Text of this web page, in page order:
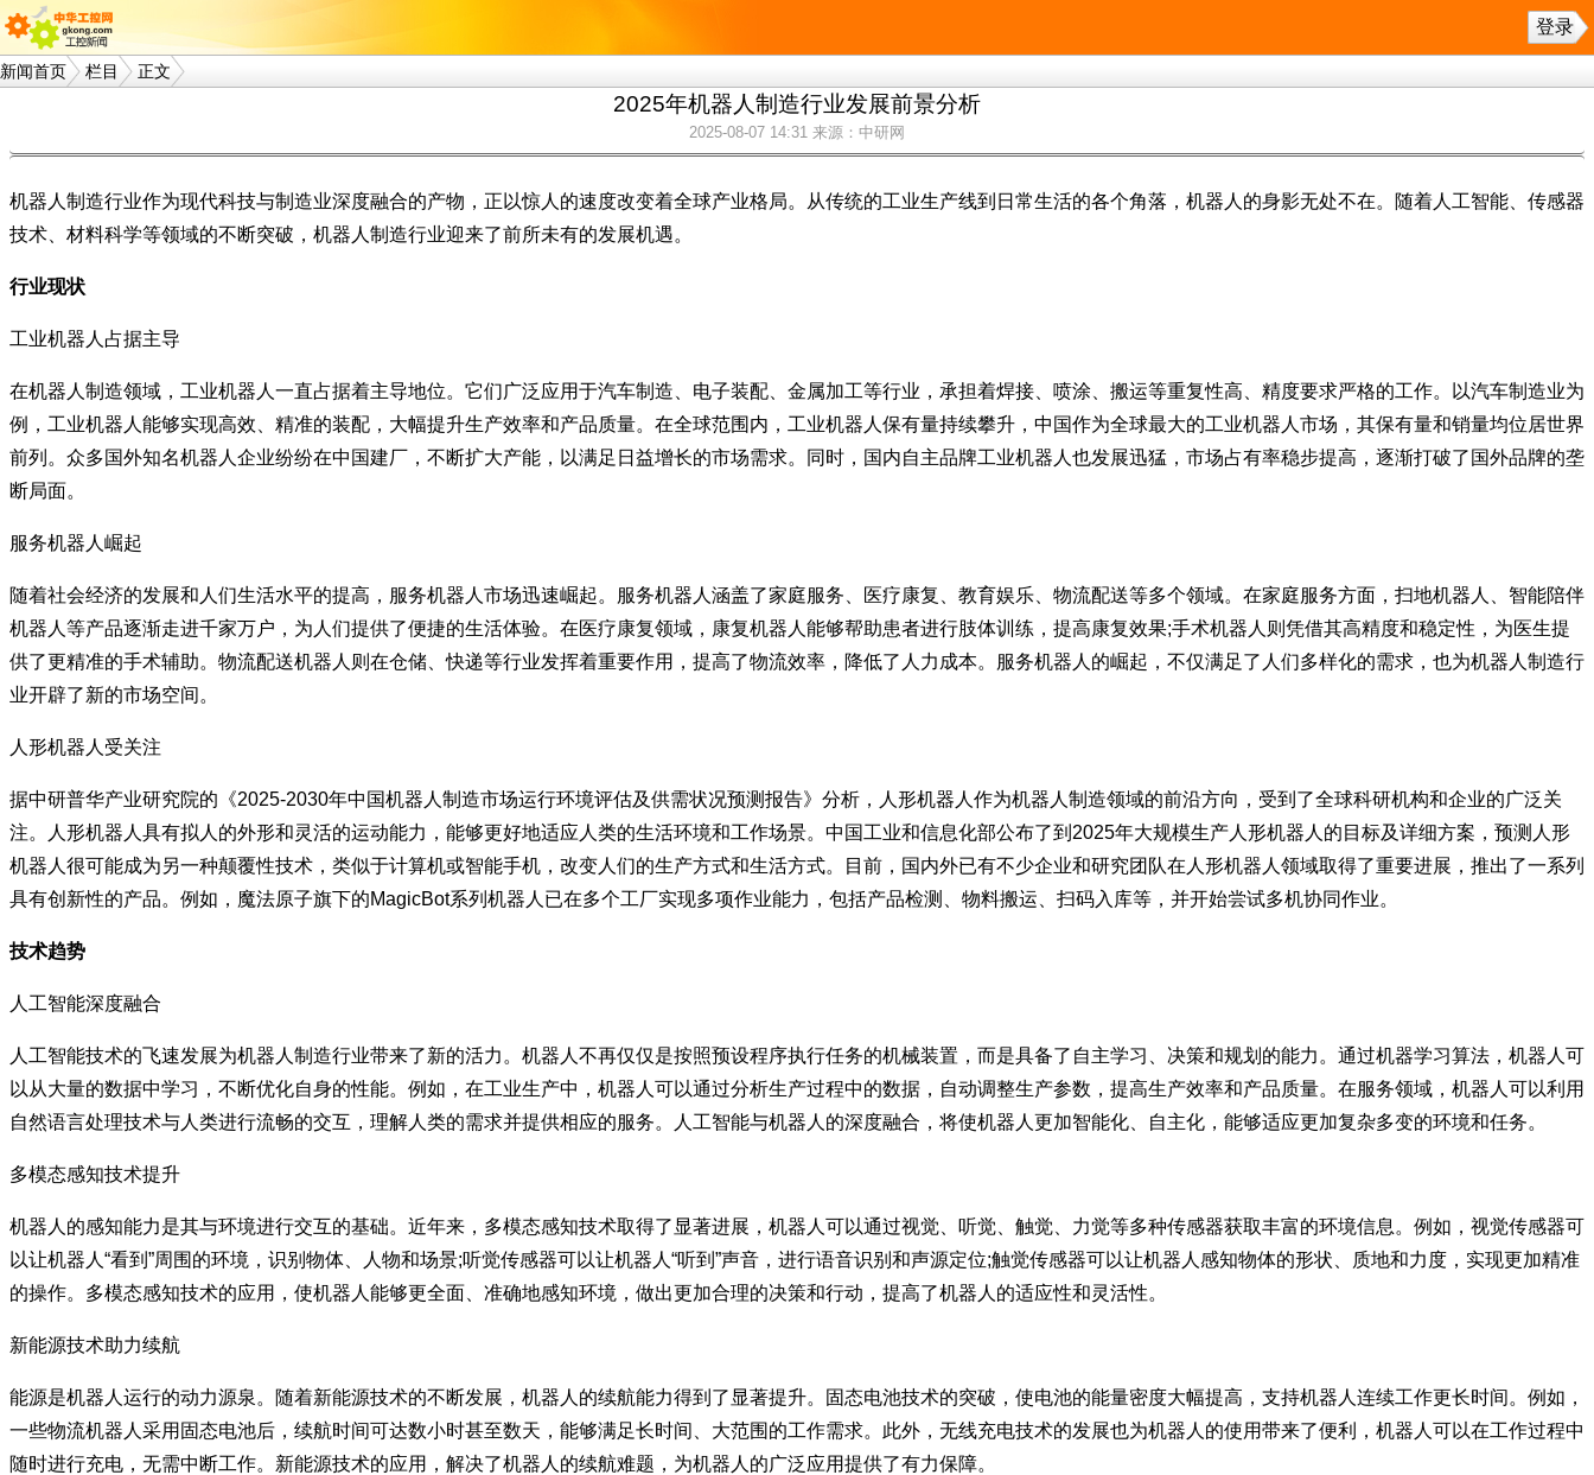
登录
新闻首页 栏目 正文
2025年机器人制造行业发展前景分析
2025-08-07 14:31 来源：中研网
机器人制造行业作为现代科技与制造业深度融合的产物，正以惊人的速度改变着全球产业格局。从传统的工业生产线到日常生活的各个角落，机器人的身影无处不在。随着人工智能、传感器
技术、材料科学等领域的不断突破，机器人制造行业迎来了前所未有的发展机遇。
行业现状
工业机器人占据主导
在机器人制造领域，工业机器人一直占据着主导地位。它们广泛应用于汽车制造、电子装配、金属加工等行业，承担着焊接、喷涂、搬运等重复性高、精度要求严格的工作。以汽车制造业为
例，工业机器人能够实现高效、精准的装配，大幅提升生产效率和产品质量。在全球范围内，工业机器人保有量持续攀升，中国作为全球最大的工业机器人市场，其保有量和销量均位居世界
前列。众多国外知名机器人企业纷纷在中国建厂，不断扩大产能，以满足日益增长的市场需求。同时，国内自主品牌工业机器人也发展迅猛，市场占有率稳步提高，逐渐打破了国外品牌的垄
断局面。
服务机器人崛起
随着社会经济的发展和人们生活水平的提高，服务机器人市场迅速崛起。服务机器人涵盖了家庭服务、医疗康复、教育娱乐、物流配送等多个领域。在家庭服务方面，扫地机器人、智能陪伴
机器人等产品逐渐走进千家万户，为人们提供了便捷的生活体验。在医疗康复领域，康复机器人能够帮助患者进行肢体训练，提高康复效果;手术机器人则凭借其高精度和稳定性，为医生提
供了更精准的手术辅助。物流配送机器人则在仓储、快递等行业发挥着重要作用，提高了物流效率，降低了人力成本。服务机器人的崛起，不仅满足了人们多样化的需求，也为机器人制造行
业开辟了新的市场空间。
人形机器人受关注
据中研普华产业研究院的《2025-2030年中国机器人制造市场运行环境评估及供需状况预测报告》分析，人形机器人作为机器人制造领域的前沿方向，受到了全球科研机构和企业的广泛关
注。人形机器人具有拟人的外形和灵活的运动能力，能够更好地适应人类的生活环境和工作场景。中国工业和信息化部公布了到2025年大规模生产人形机器人的目标及详细方案，预测人形
机器人很可能成为另一种颠覆性技术，类似于计算机或智能手机，改变人们的生产方式和生活方式。目前，国内外已有不少企业和研究团队在人形机器人领域取得了重要进展，推出了一系列
具有创新性的产品。例如，魔法原子旗下的MagicBot系列机器人已在多个工厂实现多项作业能力，包括产品检测、物料搬运、扫码入库等，并开始尝试多机协同作业。
技术趋势
人工智能深度融合
人工智能技术的飞速发展为机器人制造行业带来了新的活力。机器人不再仅仅是按照预设程序执行任务的机械装置，而是具备了自主学习、决策和规划的能力。通过机器学习算法，机器人可
以从大量的数据中学习，不断优化自身的性能。例如，在工业生产中，机器人可以通过分析生产过程中的数据，自动调整生产参数，提高生产效率和产品质量。在服务领域，机器人可以利用
自然语言处理技术与人类进行流畅的交互，理解人类的需求并提供相应的服务。人工智能与机器人的深度融合，将使机器人更加智能化、自主化，能够适应更加复杂多变的环境和任务。
多模态感知技术提升
机器人的感知能力是其与环境进行交互的基础。近年来，多模态感知技术取得了显著进展，机器人可以通过视觉、听觉、触觉、力觉等多种传感器获取丰富的环境信息。例如，视觉传感器可
以让机器人“看到”周围的环境，识别物体、人物和场景;听觉传感器可以让机器人“听到”声音，进行语音识别和声源定位;触觉传感器可以让机器人感知物体的形状、质地和力度，实现更加精准
的操作。多模态感知技术的应用，使机器人能够更全面、准确地感知环境，做出更加合理的决策和行动，提高了机器人的适应性和灵活性。
新能源技术助力续航
能源是机器人运行的动力源泉。随着新能源技术的不断发展，机器人的续航能力得到了显著提升。固态电池技术的突破，使电池的能量密度大幅提高，支持机器人连续工作更长时间。例如，
一些物流机器人采用固态电池后，续航时间可达数小时甚至数天，能够满足长时间、大范围的工作需求。此外，无线充电技术的发展也为机器人的使用带来了便利，机器人可以在工作过程中
随时进行充电，无需中断工作。新能源技术的应用，解决了机器人的续航难题，为机器人的广泛应用提供了有力保障。